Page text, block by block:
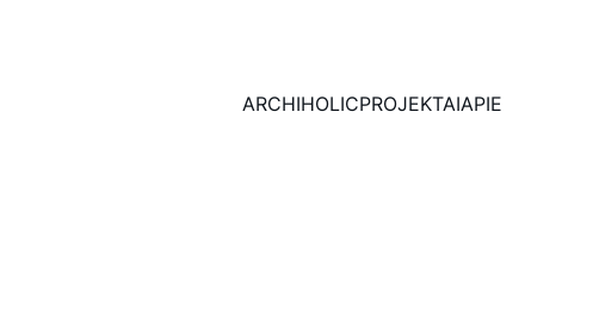
ARCHIHOLICPROJEKTAIAPIE